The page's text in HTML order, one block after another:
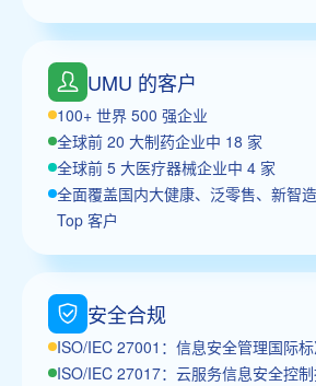
UMU 的客户
100+ 世界 500 强企业
全球前 20 大制药企业中 18 家
全球前 5 大医疗器械企业中 4 家
全面覆盖国内大健康、泛零售、新智
Top 客户
安全合规
ISO/IEC 27001：信息安全管理国际
ISO/IEC 27017：云服务信息安全控